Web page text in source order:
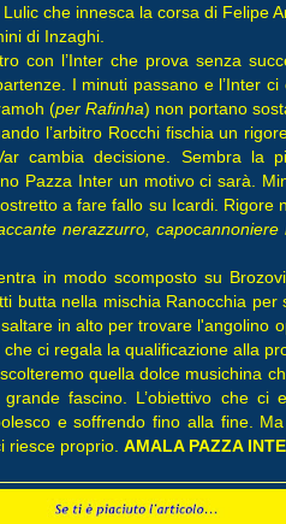
che innesca la corsa di Felipe
di Inzaghi.
con l’Inter che prova senza
I minuti passano e l’Inter
(per Rafinha) non portano
l’arbitro Rocchi fischia un
cambia decisione. Sembra la
Pazza Inter un motivo ci sarà.
a fare fallo su Icardi. Rigore
nerazzurro,
in modo scomposto su
butta nella mischia Ranocchia
in alto per trovare l'angolino
che ci regala la qualificazione alla
quella dolce musichina
fascino. L’obiettivo che ci
e soffrendo fino alla fine.
riesce proprio. AMALA PAZZA